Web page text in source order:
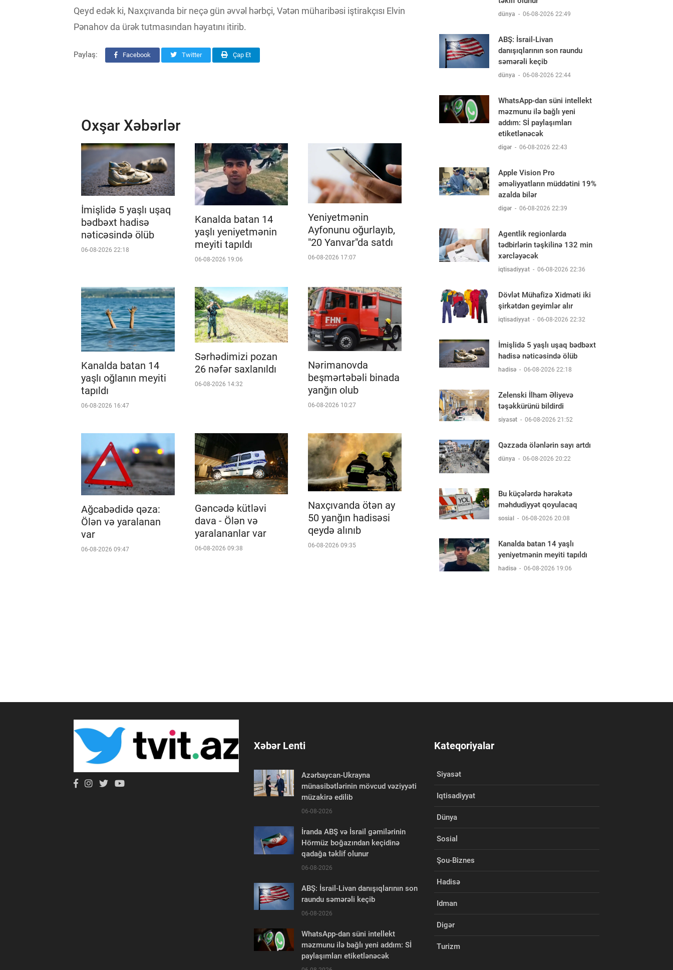
Qeyd edək ki, Naxçıvanda bir neçə gün əvvəl hərbçi, Vətən müharibəsi iştirakçısı Elvin
Pənahov da ürək tutmasından həyatını itirib.
Paylaş: Facebook Twitter Çap Et
Oxşar Xəbərlər
İmişlidə 5 yaşlı uşaq
bədbəxt hadisə
nəticəsində ölüb
06-08-2026 22:18
Kanalda batan 14
yaşlı yeniyetmənin
meyiti tapıldı
06-08-2026 19:06
Yeniyetmənin
Ayfonunu oğurlayıb,
"20 Yanvar"da satdı
06-08-2026 17:07
Kanalda batan 14
yaşlı oğlanın meyiti
tapıldı
06-08-2026 16:47
Sərhədimizi pozan
26 nəfər saxlanıldı
06-08-2026 14:32
Nərimanovda
beşmərtəbəli binada
yanğın olub
06-08-2026 10:27
Ağcabədidə qəza:
Ölən və yaralanan
var
06-08-2026 09:47
Gəncədə kütləvi
dava - Ölən və
yaralananlar var
06-08-2026 09:38
Naxçıvanda ötən ay
50 yanğın hadisəsi
qeydə alınıb
06-08-2026 09:35
dünya - 06-08-2026 22:49
ABŞ: İsrail-Livan
danışıqlarının son raundu
səmərəli keçib
dünya - 06-08-2026 22:44
WhatsApp-dan süni intellekt
məzmunu ilə bağlı yeni
addım: Sİ paylaşımları
etiketlənəcək
digər - 06-08-2026 22:43
Apple Vision Pro
əməliyyatların müddətini 19%
azalda bilər
digər - 06-08-2026 22:39
Agentlik regionlarda
tədbirlərin təşkilinə 132 min
xərcləyəcək
iqtisadiyyat - 06-08-2026 22:36
Dövlət Mühafizə Xidməti iki
şirkətdən geyimlər alır
iqtisadiyyat - 06-08-2026 22:32
İmişlidə 5 yaşlı uşaq bədbəxt
hadisə nəticəsində ölüb
hadisə - 06-08-2026 22:18
Zelenski İlham Əliyevə
təşəkkürünü bildirdi
siyasət - 06-08-2026 21:52
Qəzzada ölənlərin sayı artdı
dünya - 06-08-2026 20:22
Bu küçələrdə hərəkətə
məhdudiyyət qoyulacaq
sosial - 06-08-2026 20:08
Kanalda batan 14 yaşlı
yeniyetmənin meyiti tapıldı
hadisə - 06-08-2026 19:06
Xəbər Lenti
Azərbaycan-Ukrayna
münasibətlərinin mövcud vəziyyəti
müzakirə edilib
06-08-2026
İranda ABŞ və İsrail gəmilərinin
Hörmüz boğazından keçidinə
qadağa təklif olunur
06-08-2026
ABŞ: İsrail-Livan danışıqlarının son
raundu səmərəli keçib
06-08-2026
WhatsApp-dan süni intellekt
məzmunu ilə bağlı yeni addım: Sİ
paylaşımları etiketlənəcək
Kateqoriyalar
Siyasət
Iqtisadiyyat
Dünya
Sosial
Şou-Biznes
Hadisə
Idman
Digər
Turizm